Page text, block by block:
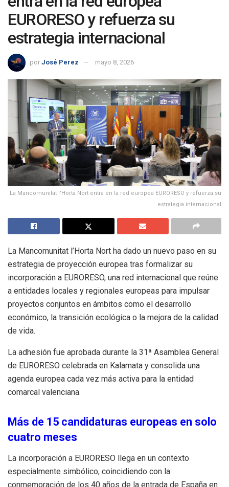
EURORESO y refuerza su
estrategia internacional
por José Perez mayo 8, 2026
La Mancomunitat l'Horta Nort entra en la red europea EURORESO y refuerza su
estrategia internacional
La Mancomunitat l’Horta Nort ha dado un nuevo paso en su
estrategia de proyección europea tras formalizar su
incorporación a EURORESO, una red internacional que reúne
a entidades locales y regionales europeas para impulsar
proyectos conjuntos en ámbitos como el desarrollo
económico, la transición ecológica o la mejora de la calidad
de vida.
La adhesión fue aprobada durante la 31ª Asamblea General
de EURORESO celebrada en Kalamata y consolida una
agenda europea cada vez más activa para la entidad
comarcal valenciana.
Más de 15 candidaturas europeas en solo
cuatro meses
La incorporación a EURORESO llega en un contexto
especialmente simbólico, coincidiendo con la
conmemoración de los 40 años de la entrada de España en